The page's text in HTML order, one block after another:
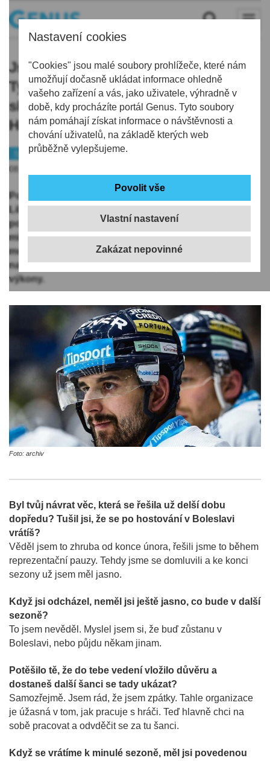
Nastavení cookies
"Cookies" jsou malé soubory prohlížeče, které nám
umožňují dočasně ukládat informace ohledně
vašeho zařízení a vás, jako uživatele, výhradně v
době, kdy procházíte portál Genus. Tyto soubory
nám pomáhají získat informace o návštěvnosti a
chování uživatelů, na základě kterých web
průběžně vylepšujeme.
Vlastní nastavení
Jsem rád, že jsem zpět u Bílých
Tygrů, hlásí Procházka. Cítím se tu
skoro jako doma, podotýká
Hanousek
Hokej
Sport
08.05.2026 | 12:21
Po hostování v Mladé Boleslavi se vrací zpět do
Liberce, kde dostává další šanci naplno ukázat svůj
potenciál. U Bruslařů chytil Ondřej Procházka v závěru
minulé sezony formu, dostal se do pohody a začalo se
mu dařit i bodově. Teď přichází s novou energií, chutí
na sobě pracovat a odhodláním navázat na tyto
výkony.
Foto: archiv
Byl tvůj návrat věc, která se řešila už delší dobu
dopředu? Tušil jsi, že se po hostování v Boleslavi
vrátíš?
Věděl jsem to zhruba od konce února, řešili jsme to během
reprezentační pauzy. Tehdy jsme se domluvili a ke konci
sezony už jsem měl jasno.
Když jsi odcházel, neměl jsi ještě jasno, co bude v další
sezoně?
To jsem nevěděl. Myslel jsem si, že buď zůstanu v
Boleslavi, nebo půjdu někam jinam.
Potěšilo tě, že do tebe vedení vložilo důvěru a
dostaneš další šanci se tady ukázat?
Samozřejmě. Jsem rád, že jsem zpátky. Tahle organizace
je úžasná v tom, jak pracuje s hráči. Teď hlavně chci na
sobě pracovat a odvděčit se za tu šanci.
Když se vrátíme k minulé sezoně, měl jsi povedenou